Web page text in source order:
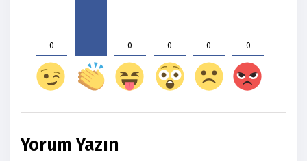
0 0 0 0 0
Yorum Yazın